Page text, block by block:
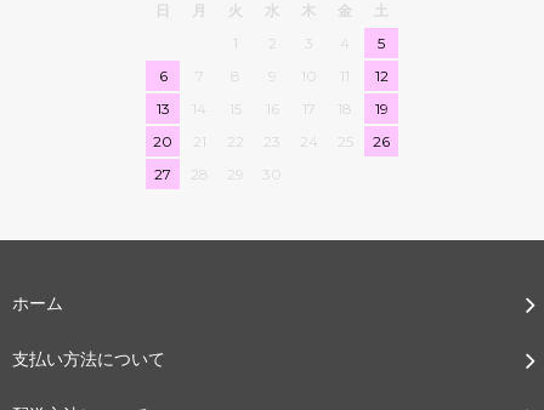
月 火 水 木 金
1
2 3 4
5
6
7 8 9 10 11
12
13
14 15 16 17 18
19
20
21 22 23 24 25
26
27
28 29 30
ホーム
支払い方法について